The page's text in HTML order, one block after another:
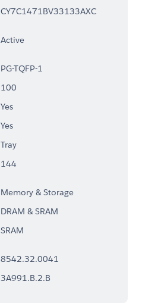
CY7C1471BV33133AXC
Active
PG-TQFP-1
100
Yes
Yes
Tray
144
Memory & Storage
DRAM & SRAM
SRAM
8542.32.0041
3A991.B.2.B